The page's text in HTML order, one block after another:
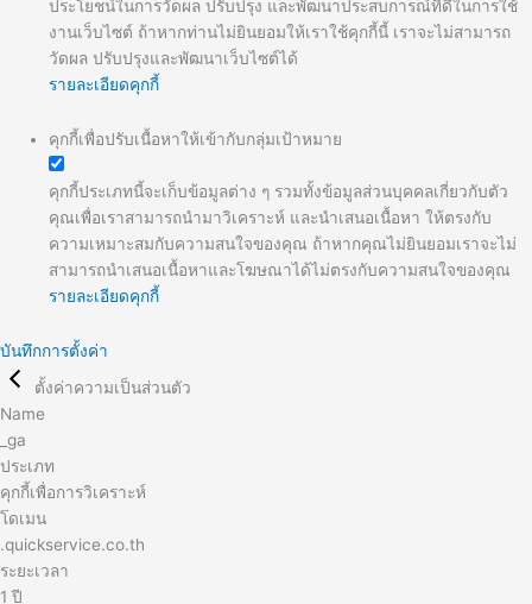
ประโยชน์ในการวัดผล ปรับปรุง และพัฒนาประสบการณ์ที่ดีในการใช้
งานเว็บไซต์ ถ้าหากท่านไม่ยินยอมให้เราใช้คุกกี้นี้ เราจะไม่สามารถ
วัดผล ปรับปรุงและพัฒนาเว็บไซต์ได้
รายละเอียดคุกกี้
คุกกี้เพื่อปรับเนื้อหาให้เข้ากับกลุ่มเป้าหมาย
คุกกี้ประเภทนี้จะเก็บข้อมูลต่าง ๆ รวมทั้งข้อมูลส่วนบุคคลเกี่ยวกับตัว
คุณเพื่อเราสามารถนำมาวิเคราะห์ และนำเสนอเนื้อหา ให้ตรงกับ
ความเหมาะสมกับความสนใจของคุณ ถ้าหากคุณไม่ยินยอมเราจะไม่
สามารถนำเสนอเนื้อหาและโฆษณาได้ไม่ตรงกับความสนใจของคุณ
รายละเอียดคุกกี้
บันทึกการตั้งค่า
ตั้งค่าความเป็นส่วนตัว
Name
_ga
ประเภท
คุกกี้เพื่อการวิเคราะห์
โดเมน
.quickservice.co.th
ระยะเวลา
1 ปี